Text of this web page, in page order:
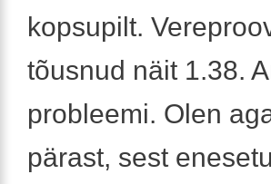
kopsupilt.
tõusnud näit 1.38.
probleemi. Olen
pärast, sest